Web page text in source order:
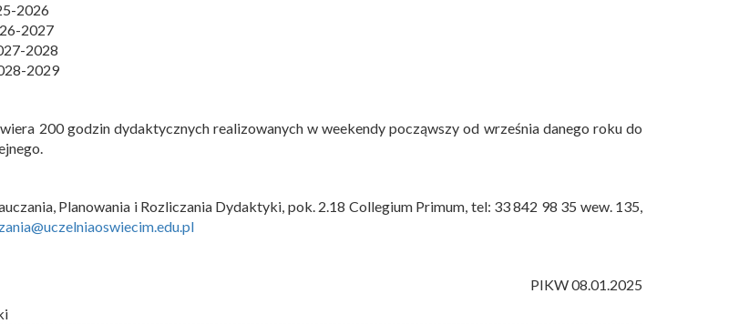
2026
2027
2028
2029
200 godzin dydaktycznych realizowanych w weekendy począwszy od września danego roku do
Planowania i Rozliczania Dydaktyki, pok. 2.18 Collegium Primum, tel: 33 842 98 35 wew. 135,
PIKW 08.01.2025